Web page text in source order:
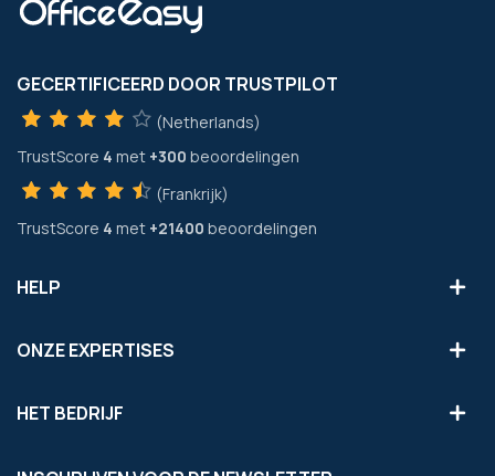
GECERTIFICEERD DOOR TRUSTPILOT
(Netherlands)
TrustScore 4 met +300 beoordelingen
(Frankrijk)
TrustScore 4 met +21400 beoordelingen
HELP
ONZE EXPERTISES
HET BEDRIJF